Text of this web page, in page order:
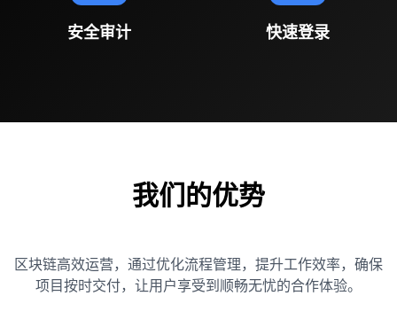
安全审计 快速登录
我们的优势
区块链高效运营，通过优化流程管理，提升工作效率，确保
项目按时交付，让用户享受到顺畅无忧的合作体验。